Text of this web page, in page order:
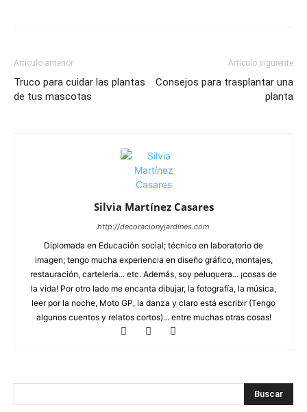
Artículo anterior
Truco para cuidar las plantas
de tus mascotas
Artículo siguiente
Consejos para trasplantar una
planta
Silvia Martínez Casares
http://decoracionyjardines.com
Diplomada en Educación social; técnico en laboratorio de
imagen; tengo mucha experiencia en diseño gráfico, montajes,
restauración, carteleria... etc. Además, soy peluquera... ¡cosas de
la vida! Por otro lado me encanta dibujar, la fotografía, la música,
leer por la noche, Moto GP, la danza y claro está escribir (Tengo
algunos cuentos y relatos cortos)... entre muchas otras cosas!